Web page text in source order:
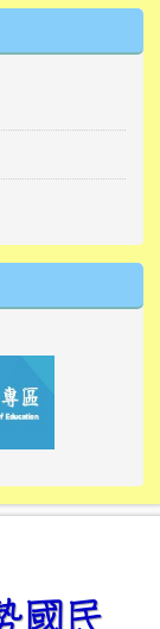
10000.gov.tw/
10000.gov.tw/
i.win.org.tw/